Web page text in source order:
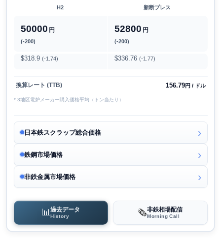
H2 新断プレス
50000 円
(-200)
52800 円
(-200)
$318.9 (-1.74) $336.76 (-1.77)
換算レート (TTB) 156.79円 / ドル
* 3地区電炉メーカー購入価格平均（トン当たり）
日本鉄スクラップ総合価格
鉄鋼市場価格
非鉄金属市場価格
📊過去データ
History 🗞️非鉄相場配信
Morning Call